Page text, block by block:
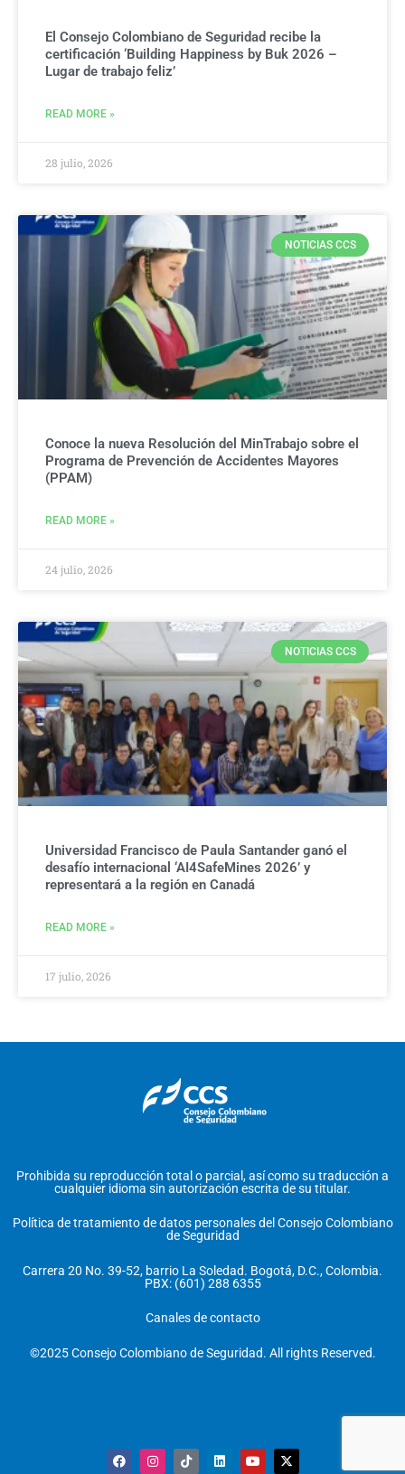
El Consejo Colombiano de Seguridad recibe la
certificación ‘Building Happiness by Buk 2026 –
Lugar de trabajo feliz’
READ MORE »
28 julio, 2026
NOTICIAS CCS
Conoce la nueva Resolución del MinTrabajo sobre el
Programa de Prevención de Accidentes Mayores
(PPAM)
READ MORE »
24 julio, 2026
NOTICIAS CCS
Universidad Francisco de Paula Santander ganó el
desafío internacional ‘AI4SafeMines 2026’ y
representará a la región en Canadá
READ MORE »
17 julio, 2026
Prohibida su reproducción total o parcial, así como su traducción a
cualquier idioma sin autorización escrita de su titular.
Política de tratamiento de datos personales del Consejo Colombiano
de Seguridad
Carrera 20 No. 39-52, barrio La Soledad. Bogotá, D.C., Colombia.
PBX: (601) 288 6355
Canales de contacto
©2025 Consejo Colombiano de Seguridad. All rights Reserved.
F
a
I
n
T
i
L
i
Y
o
X
-